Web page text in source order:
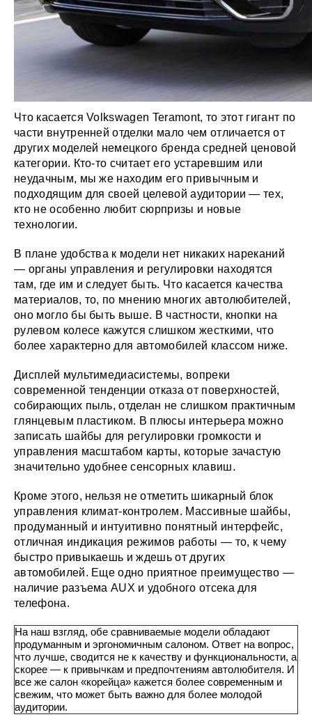
Что касается Volkswagen Teramont, то этот гигант по
части внутренней отделки мало чем отличается от
других моделей немецкого бренда средней ценовой
категории. Кто-то считает его устаревшим или
неудачным, мы же находим его привычным и
подходящим для своей целевой аудитории — тех,
кто не особенно любит сюрпризы и новые
технологии.
В плане удобства к модели нет никаких нареканий
— органы управления и регулировки находятся
там, где им и следует быть. Что касается качества
материалов, то, по мнению многих автолюбителей,
оно могло бы быть выше. В частности, кнопки на
рулевом колесе кажутся слишком жесткими, что
более характерно для автомобилей классом ниже.
Дисплей мультимедиасистемы, вопреки
современной тенденции отказа от поверхностей,
собирающих пыль, отделан не слишком практичным
глянцевым пластиком. В плюсы интерьера можно
записать шайбы для регулировки громкости и
управления масштабом карты, которые зачастую
значительно удобнее сенсорных клавиш.
Кроме этого, нельзя не отметить шикарный блок
управления климат-контролем. Массивные шайбы,
продуманный и интуитивно понятный интерфейс,
отличная индикация режимов работы — то, к чему
быстро привыкаешь и ждешь от других
автомобилей. Еще одно приятное преимущество —
наличие разъема AUX и удобного отсека для
телефона.
На наш взгляд, обе сравниваемые модели обладают
продуманным и эргономичным салоном. Ответ на вопрос,
что лучше, сводится не к качеству и функциональности, а
скорее — к привычкам и предпочтениям автолюбителя. И
все же салон «корейца» кажется более современным и
свежим, что может быть важно для более молодой
аудитории.